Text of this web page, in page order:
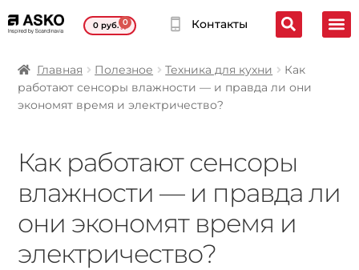
0руб. 0 Контакты
Главная Полезное Техника для кухни
Как
работают сенсоры влажности — и правда ли они
экономят время и электричество?
Как работают сенсоры
влажности — и правда ли
они экономят время и
электричество?